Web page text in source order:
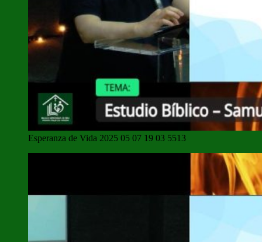
Esperanza de Vida 2025 05 07 19 03 5513